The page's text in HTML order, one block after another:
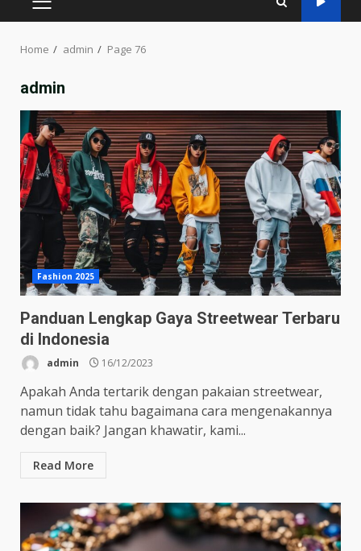
PRIMARY
Home admin Page 76
admin
Fashion 2025
Panduan Lengkap Gaya Streetwear Terbaru
di Indonesia
admin 16/12/2023
Apakah Anda tertarik dengan pakaian streetwear,
namun tidak tahu bagaimana cara mengenakannya
dengan baik? Jangan khawatir, kami...
Read More